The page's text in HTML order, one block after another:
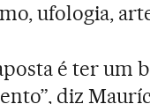
ufologia,
é ter um
diz